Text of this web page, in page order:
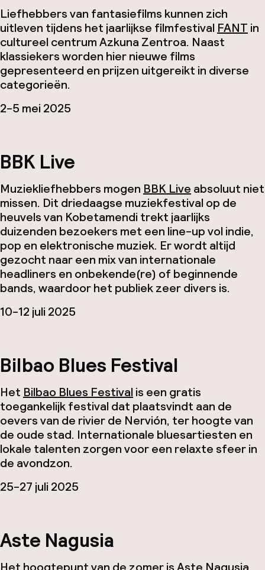
Liefhebbers van fantasiefilms kunnen zich
uitleven tijdens het jaarlijkse filmfestival FANT in
cultureel centrum Azkuna Zentroa. Naast
klassiekers worden hier nieuwe films
gepresenteerd en prijzen uitgereikt in diverse
categorieën.
2-5 mei 2025
BBK Live
Muziekliefhebbers mogen BBK Live absoluut niet
missen. Dit driedaagse muziekfestival op de
heuvels van Kobetamendi trekt jaarlijks
duizenden bezoekers met een line-up vol indie,
pop en elektronische muziek. Er wordt altijd
gezocht naar een mix van internationale
headliners en onbekende(re) of beginnende
bands, waardoor het publiek zeer divers is.
10-12 juli 2025
Bilbao Blues Festival
Het Bilbao Blues Festival is een gratis
toegankelijk festival dat plaatsvindt aan de
oevers van de rivier de Nervión, ter hoogte van
de oude stad. Internationale bluesartiesten en
lokale talenten zorgen voor een relaxte sfeer in
de avondzon.
25-27 juli 2025
Aste Nagusia